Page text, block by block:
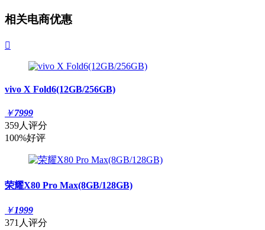
相关电商优惠

vivo X Fold6(12GB/256GB)
￥7999
359人评分
100%好评
荣耀X80 Pro Max(8GB/128GB)
￥1999
371人评分